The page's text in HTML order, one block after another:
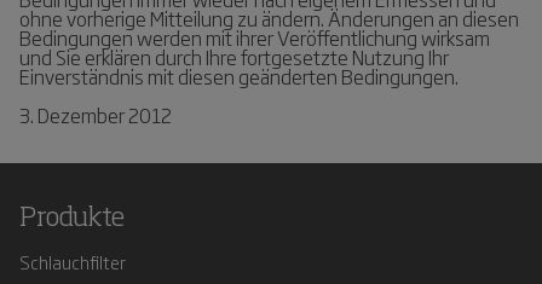
ohne vorherige Mitteilung zu ändern. Änderungen an diesen
Bedingungen werden mit ihrer Veröffentlichung wirksam
und Sie erklären durch Ihre fortgesetzte Nutzung Ihr
Einverständnis mit diesen geänderten Bedingungen.
3. Dezember 2012
Produkte
Schlauchfilter